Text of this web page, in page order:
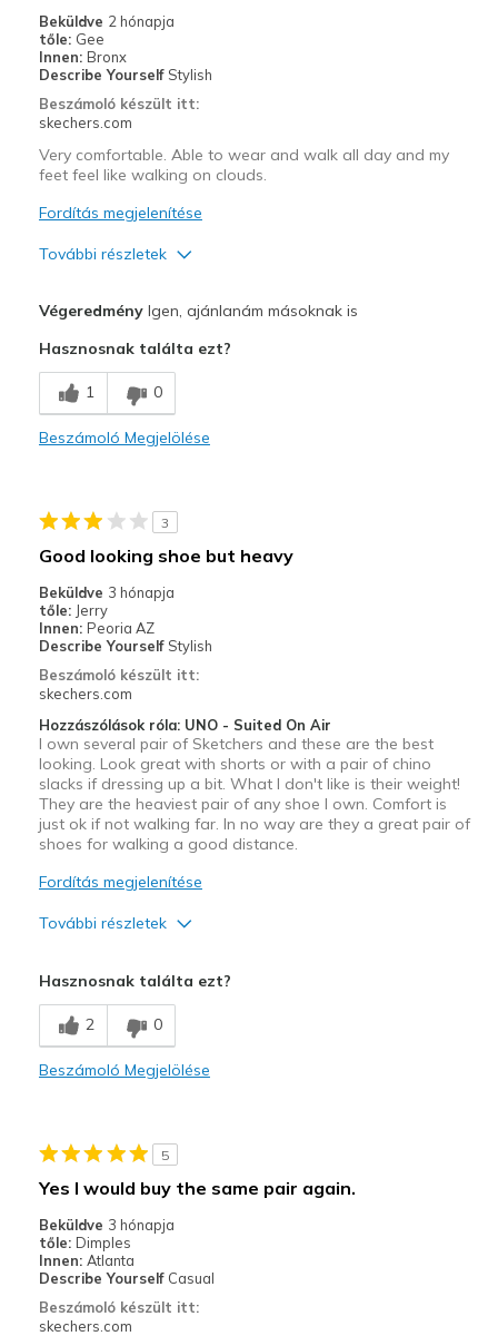
Width
Sizing
Feels true to size
Beküldve 2 hónapja
tőle: Gee
Innen: Bronx
Describe Yourself Stylish
Beszámoló készült itt:
skechers.com
Very comfortable. Able to wear and walk all day and my
feet feel like walking on clouds.
Fordítás megjelenítése
További részletek
Legjobb használat
Casual Wear
Travel
Sizing
View On Shoes
I'm Into Shoes
VégeredményIgen, ajánlanám másoknak is
Hasznosnak találta ezt?
1 0
Beszámoló Megjelölése
3
Good looking shoe but heavy
Beküldve 3 hónapja
tőle: Jerry
Innen: Peoria AZ
Describe Yourself Stylish
Beszámoló készült itt:
skechers.com
Hozzászólások róla: UNO - Suited On Air
I own several pair of Sketchers and these are the best
looking. Look great with shorts or with a pair of chino
slacks if dressing up a bit. What I don't like is their weight!
They are the heaviest pair of any shoe I own. Comfort is
just ok if not walking far. In no way are they a great pair of
shoes for walking a good distance.
Fordítás megjelenítése
További részletek
Legjobb használat
Casual Wear
Special Occasions
Sizing
Hasznosnak találta ezt?
2 0
Beszámoló Megjelölése
5
Yes I would buy the same pair again.
Beküldve 3 hónapja
tőle: Dimples
Innen: Atlanta
Describe Yourself Casual
Beszámoló készült itt:
skechers.com